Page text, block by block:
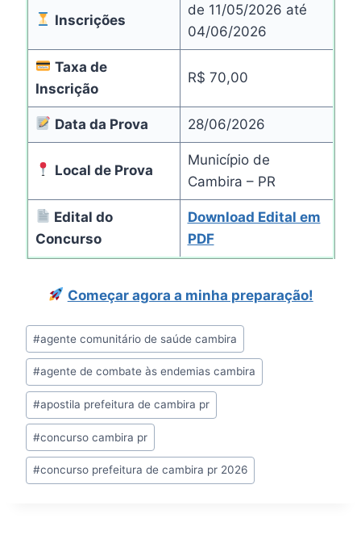
Inscrições
de 11/05/2026 até
04/06/2026
Taxa de
Inscrição
R$ 70,00
Data da Prova 28/06/2026
Local de Prova
Município de
Cambira – PR
Edital do
Concurso
Download Edital em
PDF
Começar agora a minha preparação!
Tags
do
Post:
#agente comunitário de saúde cambira
#agente de combate às endemias cambira
#apostila prefeitura de cambira pr
#concurso cambira pr
#concurso prefeitura de cambira pr 2026